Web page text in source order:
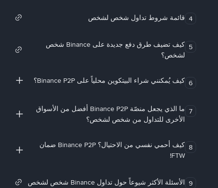
4 قائمة شروط تداول شخص لشخص
5
كيف تضيف طرق دفع جديدة على Binance شخص
لشخص؟
6 كيف يُمكنني شراء البيتكوين محلياً على Binance P2P؟
7
ما الذي يجعل منصّة Binance P2P أفضل من الأسواق
الأخرى للتداول من شخص لشخص؟
8
كيف أحمي نفسي من الاحتيال؟ Binance P2P ضمان
FTW!
9 الأسئلة الأكثر شيوعاً حول تداول Binance شخص لشخص